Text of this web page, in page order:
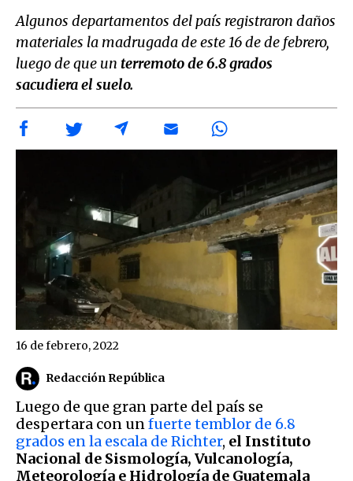
Algunos departamentos del país registraron daños
materiales la madrugada de este 16 de de febrero,
luego de que un terremoto de 6.8 grados
sacudiera el suelo.
Redacción República
16 de febrero, 2022
Luego de que gran parte del país se
despertara con unfuerte temblor de 6.8
grados en la escala de Richter, el Instituto
Nacional de Sismología, Vulcanología,
Meteorología e Hidrología de Guatemala